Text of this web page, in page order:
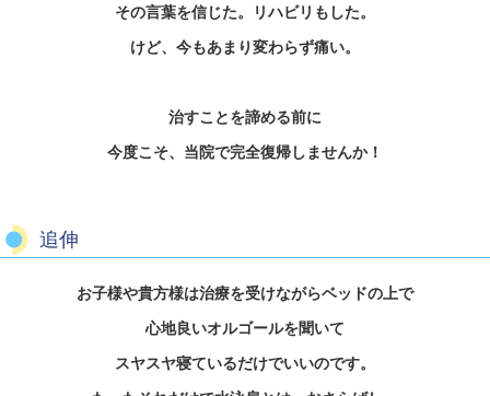
その言葉を信じた。リハビリもした。
けど、今もあまり変わらず痛い。
治すことを諦める前に
今度こそ、当院で完全復帰しませんか！
追伸
お子様や貴方様は治療を受けながらベッドの上で
心地良いオルゴールを聞いて
スヤスヤ寝ているだけでいいのです。